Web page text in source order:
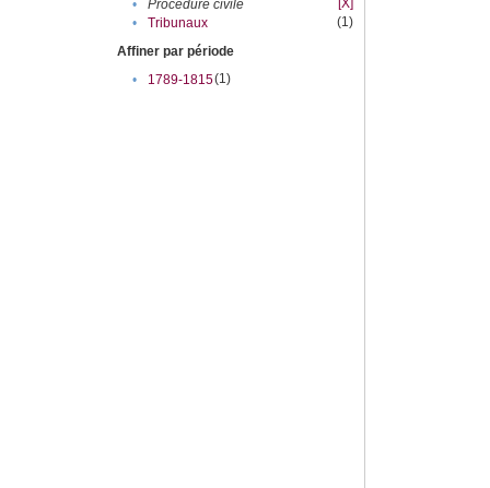
•
Procédure civile
[X]
•
Tribunaux
(1)
Affiner par période
•
1789-1815(1)